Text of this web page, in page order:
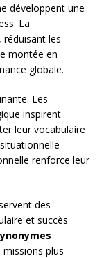
développent une
La
les
montée en
globale.
Les
inspirent
leur vocabulaire
renforce leur
des
et succès
plus